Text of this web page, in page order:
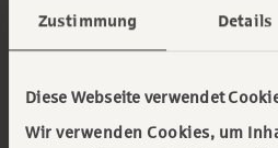
Zustimmung Details
Diese Webseite verwendet
Wir verwenden Cookies, um